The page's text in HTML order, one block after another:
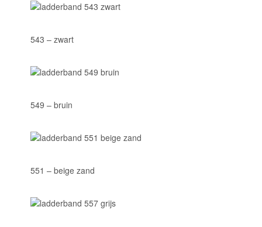
543 – zwart
549 – bruin
551 – beige zand